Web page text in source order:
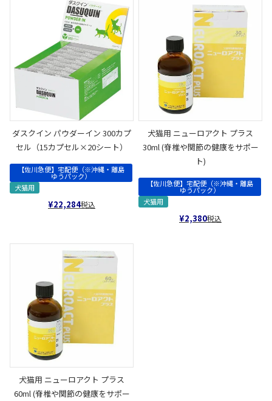
ダスクイン パウダーイン 300カプ
セル（15カプセル×20シート）
【佐川急便】宅配便（※沖縄・離島
ゆうパック）
犬猫用
¥22,284税込
犬猫用 ニューロアクト プラス
30ml (脊椎や関節の健康をサポー
ト)
【佐川急便】宅配便（※沖縄・離島
ゆうパック）
犬猫用
¥2,380税込
犬猫用 ニューロアクト プラス
60ml (脊椎や関節の健康をサポー